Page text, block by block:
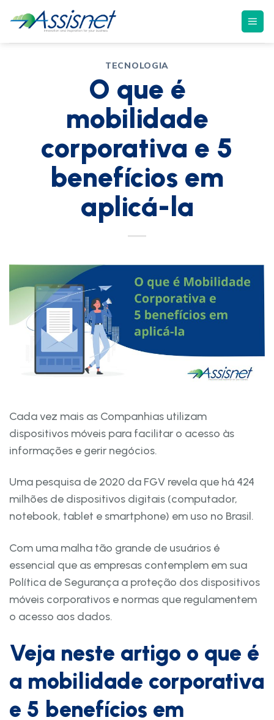
TECNOLOGIA
O que é
mobilidade
corporativa e 5
benefícios em
aplicá-la
Cada vez mais as Companhias utilizam
dispositivos móveis para facilitar o acesso às
informações e gerir negócios.
Uma pesquisa de 2020 da FGV revela que há 424
milhões de dispositivos digitais (computador,
notebook, tablet e smartphone) em uso no Brasil.
Com uma malha tão grande de usuários é
essencial que as empresas contemplem em sua
Política de Segurança a proteção dos dispositivos
móveis corporativos e normas que regulamentem
o acesso aos dados.
Veja neste artigo o que é
a mobilidade corporativa
e 5 benefícios em